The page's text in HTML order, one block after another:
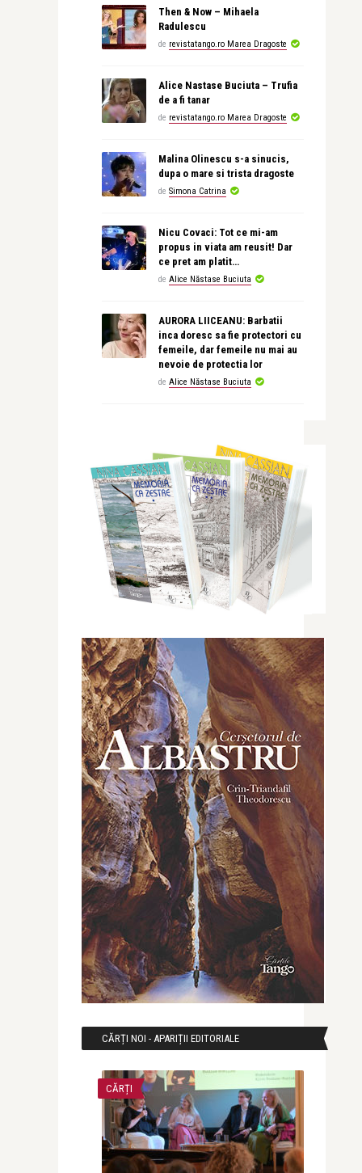
Then & Now – Mihaela
Radulescu
de revistatango.ro Marea Dragoste
Alice Nastase Buciuta – Trufia
de a fi tanar
de revistatango.ro Marea Dragoste
Malina Olinescu s-a sinucis,
dupa o mare si trista dragoste
de Simona Catrina
Nicu Covaci: Tot ce mi-am
propus in viata am reusit! Dar
ce pret am platit…
de Alice Năstase Buciuta
AURORA LIICEANU: Barbatii
inca doresc sa fie protectori cu
femeile, dar femeile nu mai au
nevoie de protectia lor
de Alice Năstase Buciuta
CĂRȚI NOI - APARIȚII EDITORIALE
CĂRȚI